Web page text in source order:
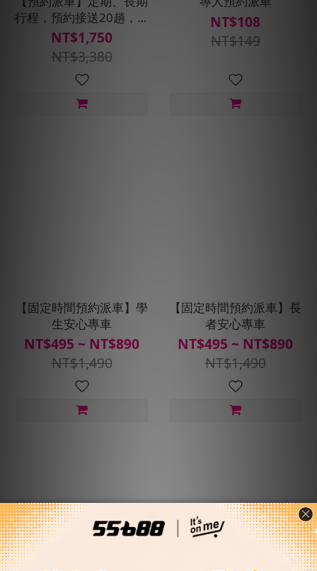
行程，預約接送20趟，贈
400搭車金(搭車金面額
40*10張,使用期限30天)
NT$1,750
NT$3,380
NT$108
NT$149
【固定時間預約派車】學
生安心專車
NT$495 ~ NT$890
NT$1,490
【固定時間預約派車】長
者安心專車
NT$495 ~ NT$890
NT$1,490